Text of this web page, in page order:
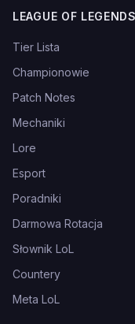
LEAGUE OF LEGENDS
Tier Lista
Championowie
Patch Notes
Mechaniki
Lore
Esport
Poradniki
Darmowa Rotacja
Słownik LoL
Countery
Meta LoL